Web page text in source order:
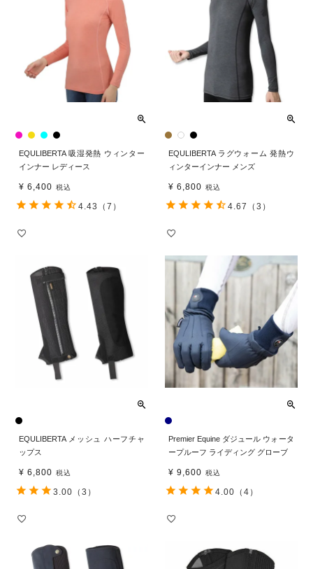
EQULIBERTA 吸湿発熱 ウィンター
インナー レディース
¥ 6,400 税込
4.43 （7）
EQULIBERTA ラグウォーム 発熱ウ
ィンターインナー メンズ
¥ 6,800 税込
4.67 （3）
EQULIBERTA メッシュ ハーフチャ
ップス
¥ 6,800 税込
3.00 （3）
Premier Equine ダジュール ウォータ
ープルーフ ライディング グローブ
¥ 9,600 税込
4.00 （4）